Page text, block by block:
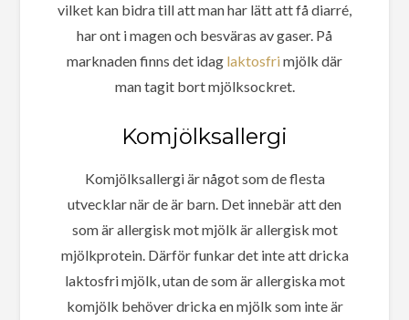
vilket kan bidra till att man har lätt att få diarré,
har ont i magen och besväras av gaser. På
marknaden finns det idag laktosfri mjölk där
man tagit bort mjölksockret.
Komjölksallergi
Komjölksallergi är något som de flesta
utvecklar när de är barn. Det innebär att den
som är allergisk mot mjölk är allergisk mot
mjölkprotein. Därför funkar det inte att dricka
laktosfri mjölk, utan de som är allergiska mot
komjölk behöver dricka en mjölk som inte är